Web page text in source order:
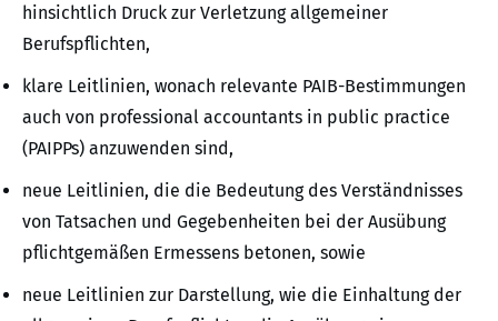
hinsichtlich Druck zur Verletzung allgemeiner
Berufspflichten,
klare Leitlinien, wonach relevante PAIB-Bestimmungen
auch von professional accountants in public practice
(PAIPPs) anzuwenden sind,
neue Leitlinien, die die Bedeutung des Verständnisses
von Tatsachen und Gegebenheiten bei der Ausübung
pflichtgemäßen Ermessens betonen, sowie
neue Leitlinien zur Darstellung, wie die Einhaltung der